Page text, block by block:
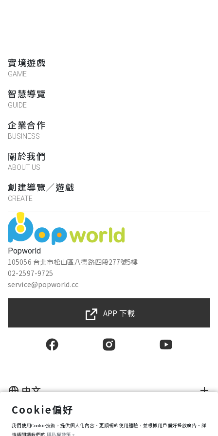
Popworld
105056 台北市松山區八德路四段277號5樓
02-2597-9725
service@popworld.cc
實境遊戲
GAME
智慧導覽
GUIDE
企業合作
BUSINESS
關於我們
ABOUT US
創建導覽／遊戲
CREATE
APP 下載
隱私權保護政策
資訊安全政策
中文
Cookie偏好
我們使用Cookie技術，提供個人化內容、更順暢的使用體驗，並根據用戶偏好投放廣告。詳